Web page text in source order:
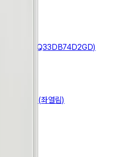
핏 313L (RQ33DB74D2GD)
친핏 347L (좌열림)